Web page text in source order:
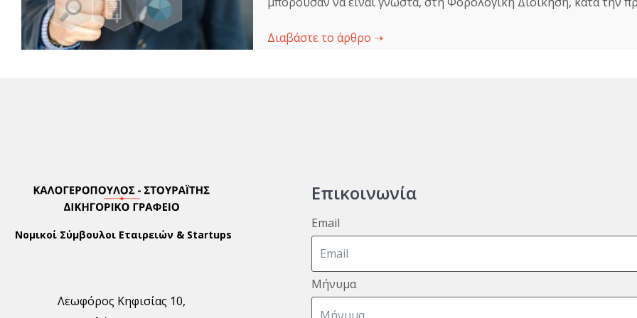
Διαβάστε το άρθρο ➝
Νομικοί Σύμβουλοι Εταιρειών & Startups
Λεωφόρος Κηφισίας 10,
Επικοινωνία
Email
Μήνυμα